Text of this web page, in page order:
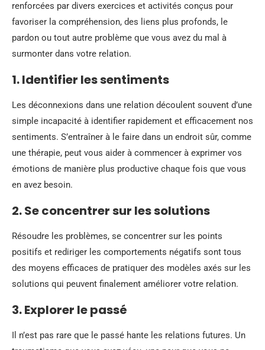
renforcées par divers exercices et activités conçus pour
favoriser la compréhension, des liens plus profonds, le
pardon ou tout autre problème que vous avez du mal à
surmonter dans votre relation.
1. Identifier les sentiments
Les déconnexions dans une relation découlent souvent d’une
simple incapacité à identifier rapidement et efficacement nos
sentiments. S’entraîner à le faire dans un endroit sûr, comme
une thérapie, peut vous aider à commencer à exprimer vos
émotions de manière plus productive chaque fois que vous
en avez besoin.
2. Se concentrer sur les solutions
Résoudre les problèmes, se concentrer sur les points
positifs et rediriger les comportements négatifs sont tous
des moyens efficaces de pratiquer des modèles axés sur les
solutions qui peuvent finalement améliorer votre relation.
3. Explorer le passé
Il n’est pas rare que le passé hante les relations futures. Un